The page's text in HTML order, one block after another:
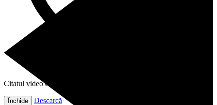
Citatul video este gata!
Închide Descarcă